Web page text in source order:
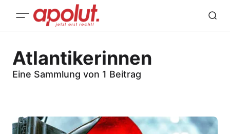
Atlantikerinnen
Eine Sammlung von 1 Beitrag